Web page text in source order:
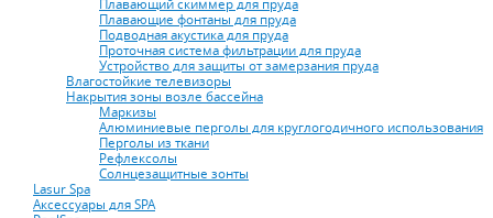
Плавающий скиммер для пруда
Плавающие фонтаны для пруда
Подводная акустика для пруда
Проточная система фильтрации для пруда
Устройство для защиты от замерзания пруда
Влагостойкие телевизоры
Накрытия зоны возле бассейна
Маркизы
Алюминиевые перголы для круглогодичного использования
Перголы из ткани
Рефлексолы
Солнцезащитные зонты
Lasur Spa
Аксессуары для SPA